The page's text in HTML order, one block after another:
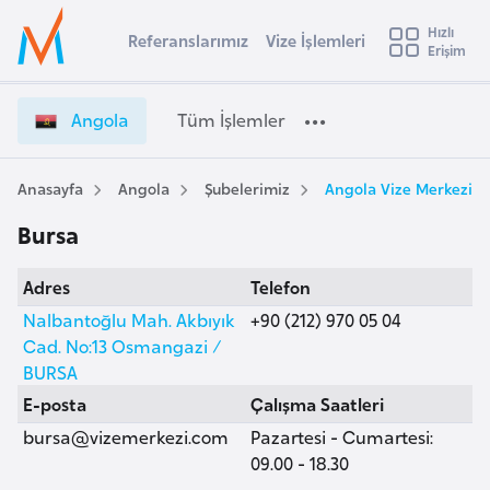
Ülke Seçimi
Başvuru yapmak istediğiniz ülkeyi seçin
Üye
Girişi
n
o
l
a
İ
ş
m
l
e
Referanslarımız Vize İşlemleri
Hızlı
Erişim
Angola Tüm İşlemler
Anasayfa Angola Şubelerimiz Angola Vize Merkezi,
Bursa
Adres
Nalbantoğlu Mah. Akbıyık
Cad. No:13 Osmangazi /
BURSA
Telefon
+90 (212) 970 05 04
E-posta
bursa@vizemerkezi.com
Çalışma Saatleri
Pazartesi - Cumartesi:
09.00 - 18.30
s
t
r
a
v
u
s
t
u
r